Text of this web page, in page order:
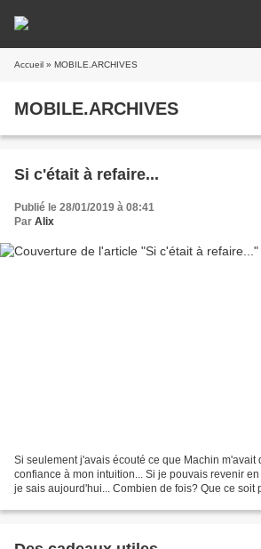
Accueil » MOBILE.ARCHIVES
MOBILE.ARCHIVES
Si c'était à refaire...
Publié le 28/01/2019 à 08:41
Par Alix
Si seulement j'avais écouté ce que Machin m'avait
confiance à mon intuition... Si je pouvais revenir
je sais aujourd'hui... Combien de fois? Que ce soit